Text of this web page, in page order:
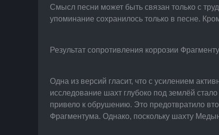
Смысл песни может быть связан только с
упоминание сохранилось только в песне.
Результат сопротивления коррозии
Одна из версий гласит, что с усилением
исследование шахт глубоко под землёй
привело к обрушению. Это предотвратило
Фрагментума. Однако, поскольку шахту